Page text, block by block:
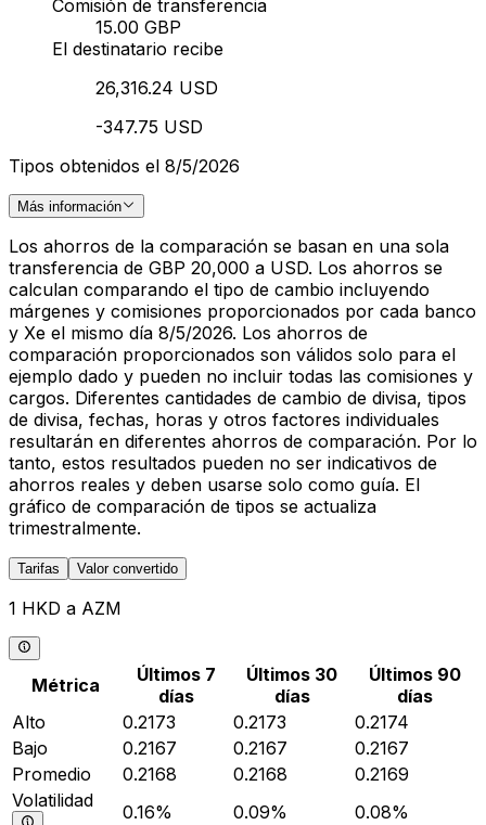
Comisión de transferencia
15.00 GBP
El destinatario recibe
26,316.24 USD
-347.75 USD
Tipos obtenidos el 8/5/2026
Más información
Los ahorros de la comparación se basan en una sola
transferencia de GBP 20,000 a USD. Los ahorros se
calculan comparando el tipo de cambio incluyendo
márgenes y comisiones proporcionados por cada banco
y Xe el mismo día 8/5/2026. Los ahorros de
comparación proporcionados son válidos solo para el
ejemplo dado y pueden no incluir todas las comisiones y
cargos. Diferentes cantidades de cambio de divisa, tipos
de divisa, fechas, horas y otros factores individuales
resultarán en diferentes ahorros de comparación. Por lo
tanto, estos resultados pueden no ser indicativos de
ahorros reales y deben usarse solo como guía. El
gráfico de comparación de tipos se actualiza
trimestralmente.
Tarifas Valor convertido
1 HKD a AZM
Métrica
Últimos 7
días
Últimos 30
días
Últimos 90
días
Alto
0.2173 0.2173
0.2174
Bajo
0.2167 0.2167
0.2167
Promedio
0.2168 0.2168
0.2169
Volatilidad
0.16% 0.09% 0.08%